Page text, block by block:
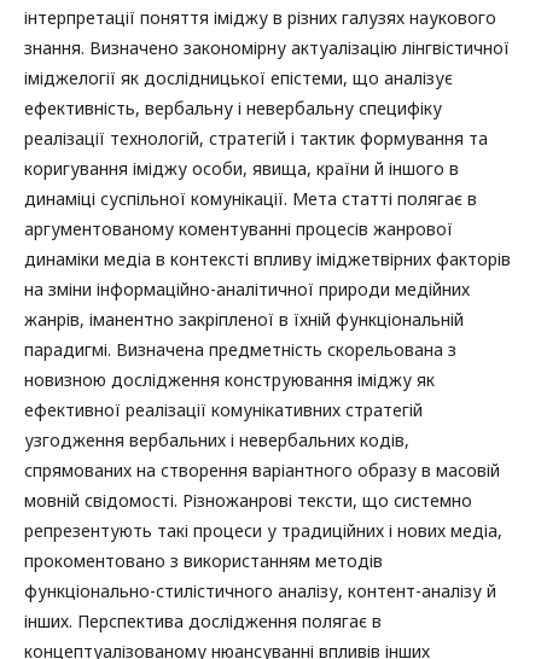
інтерпретації поняття іміджу в різних галузях наукового
знання. Визначено закономірну актуалізацію лінгвістичної
іміджелогії як дослідницької епістеми, що аналізує
ефективність, вербальну і невербальну специфіку
реалізації технологій, стратегій і тактик формування та
коригування іміджу особи, явища, країни й іншого в
динаміці суспільної комунікації. Мета статті полягає в
аргументованому коментуванні процесів жанрової
динаміки медіа в контексті впливу іміджетвірних факторів
на зміни інформаційно-аналітичної природи медійних
жанрів, іманентно закріпленої в їхній функціональній
парадигмі. Визначена предметність скорельована з
новизною дослідження конструювання іміджу як
ефективної реалізації комунікативних стратегій
узгодження вербальних і невербальних кодів,
спрямованих на створення варіантного образу в масовій
мовній свідомості. Різножанрові тексти, що системно
репрезентують такі процеси у традиційних і нових медіа,
прокоментовано з використанням методів
функціонально-стилістичного аналізу, контент-аналізу й
інших. Перспектива дослідження полягає в
концептуалізованому нюансуванні впливів інших